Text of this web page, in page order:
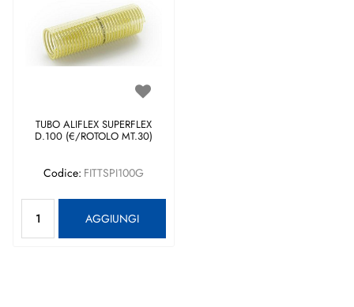
TUBO ALIFLEX SUPERFLEX
D.100 (€/ROTOLO MT.30)
Codice: FITTSPI100G
AGGIUNGI